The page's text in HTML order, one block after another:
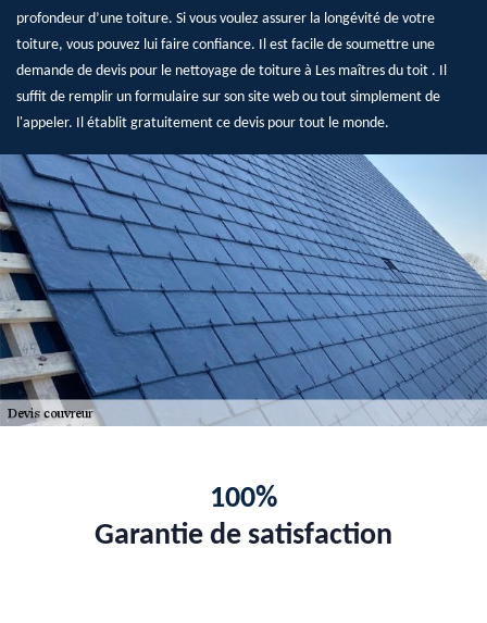
profondeur d’une toiture. Si vous voulez assurer la longévité de votre
toiture, vous pouvez lui faire confiance. Il est facile de soumettre une
demande de devis pour le nettoyage de toiture à Les maîtres du toit . Il
suffit de remplir un formulaire sur son site web ou tout simplement de
l'appeler. Il établit gratuitement ce devis pour tout le monde.
100%
Garantie de satisfaction